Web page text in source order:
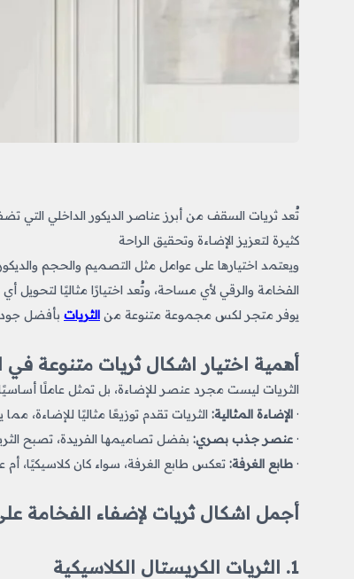
تُعد ثريات السقف من أبرز عناصر الديكور الداخلي التي
كثيرة لتعزيز الإضاءة وتحقيق الراحة
ويعتمد اختيارها على عوامل مثل التصميم والحجم
الفخامة والرقي لأي مساحة، وتُعد اختيارًا مثاليًا لتحويل
يوفر متجر لكس مجموعة متنوعة من الثريات بأفضل
أهمية اختيار اشكال ثريات​ متنوعة في
الثريات ليست مجرد عنصر للإضاءة، بل تمثل عاملًا
· الإضاءة المثالية: الثريات تقدم توزيعًا مثاليًا للإضاءة،
· عنصر جذب بصري: بفضل تصاميمها الفريدة، تصبح
· طابع الغرفة: تعكس طابع الغرفة، سواء كان
أجمل اشكال ثريات​ لإضفاء الفخامة
1. الثريات الكريستال الكلاسيكية